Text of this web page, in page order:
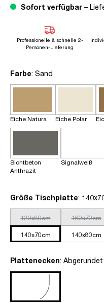
Sofort verfügbar –
Professionelle & schnelle 2-
Personen-Lieferung
Farbeauswählen
: Sand
Eiche Natura Eiche Polar
Sichtbeton
Anthrazit
Signalweiß
Größe Tischplatte:
120x80cm 160x70cm
140x70cm 140x80cm
Platteneckenauswählen
: Abgerundet